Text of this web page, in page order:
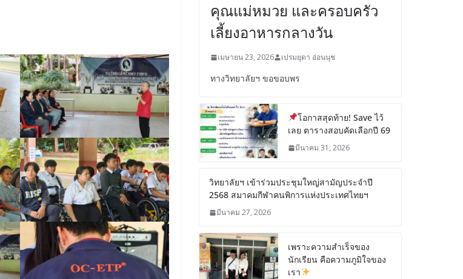
คุณแม่หมวย และครอบครัว
เลี้ยงอาหารกลางวัน
เมษายน 23, 2026 เปรมยุดา อ่อนนุช
ทางวิทยาลัยฯ ขอขอบพร
โอกาสสุดท้าย! Save ไว้
เลย ตารางสอบคัดเลือกปี 69
มีนาคม 31, 2026
วิทยาลัยฯ เข้าร่วมประชุมใหญ่สามัญประจำปี
2568 สมาคมกีฬาคนพิการแห่งประเทศไทยฯ
มีนาคม 27, 2026
เพราะความสำเร็จของ
นักเรียน คือความภูมิใจของ
เรา